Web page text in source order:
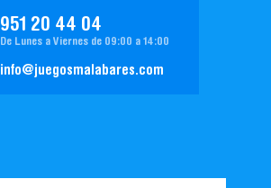
951 20 44 04
De Lunes a Viernes de 09:00 a 14:00
info@juegosmalabares.com